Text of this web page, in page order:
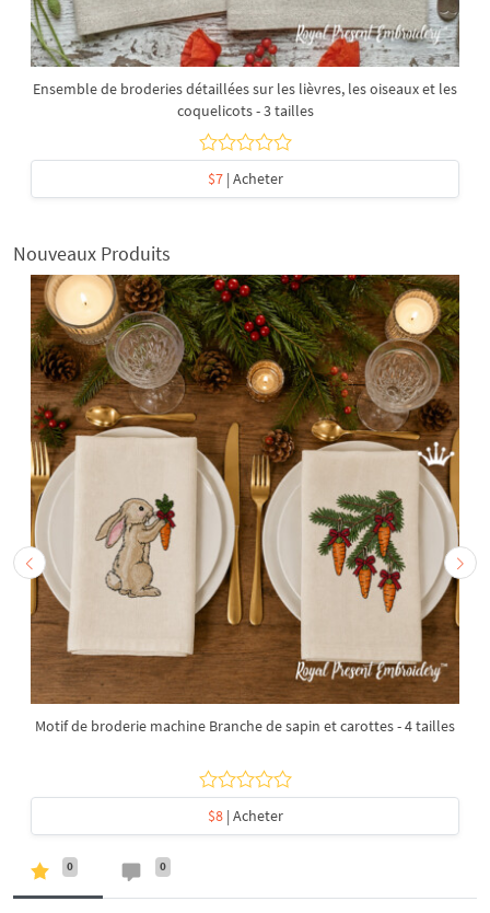
Ensemble de broderies détaillées sur les lièvres, les oiseaux et les
coquelicots - 3 tailles
$7| Acheter
Nouveaux Produits
Motif de broderie machine Branche de sapin et carottes - 4 tailles
$8| Acheter
0 0